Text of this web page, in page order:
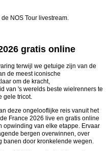
NOS Tour livestream.
gratis online
terwijl we getuige zijn van de
de meest iconische
om de kracht,
van 's werelds beste wielrenners te
gele tricot.
deze ongelooflijke reis vanuit het
France 2026 live en gratis online
opwinding van elke etappe. Ervaar
bergen overwinnen, over
banen door kronkelende wegen.